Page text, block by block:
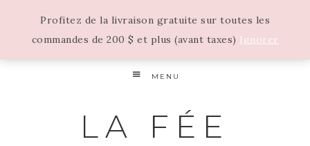
Profitez de la livraison gratuite sur toutes les
commandes de 200 $ et plus (avant taxes) Ignorer
MENU
LA FÉE